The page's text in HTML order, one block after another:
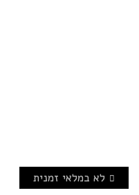
לא במלאי זמנית